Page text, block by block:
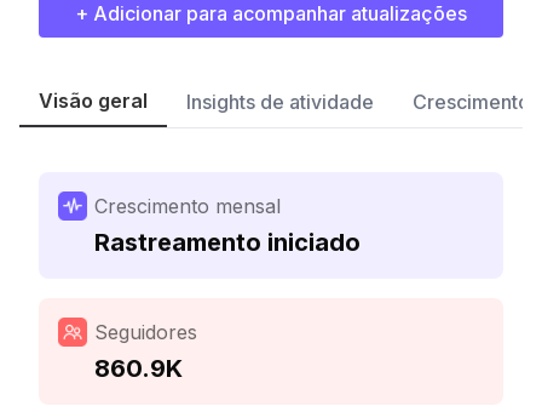
+ Adicionar para acompanhar atualizações
Visão geral Insights de atividade Crescimento
Crescimento mensal
Rastreamento iniciado
Seguidores
860.9K